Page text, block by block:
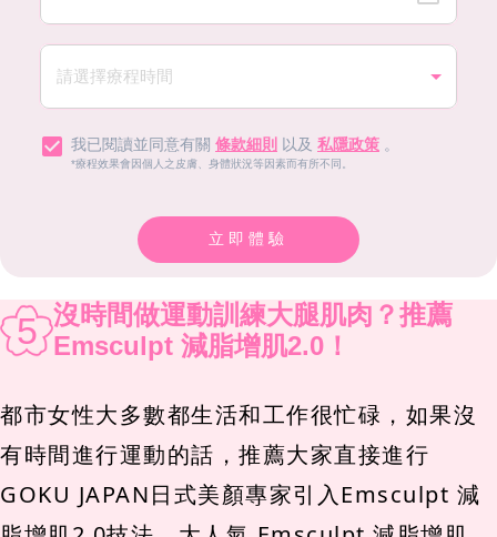
我已閱讀並同意有關 條款細則 以及 私隱政策 。
*療程效果會因個人之皮膚、身體狀況等因素而有所不同。
立即體驗
5 沒時間做運動訓練大腿肌肉？推薦
Emsculpt 減脂增肌2.0！
都市女性大多數都生活和工作很忙碌，如果沒
有時間進行運動的話，推薦大家直接進行
GOKU JAPAN日式美顏專家引入Emsculpt 減